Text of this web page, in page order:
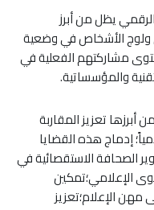
يظل من أبرز
ولوج الأشخاص في وضعية
مشاركتهم الفعلية في
والمؤسساتية.
تعزيز المقاربة
إدماج هذه القضايا
الصحافة الاستقصائية في
الإعلامي؛تمكين
الإعلام؛تعزيز